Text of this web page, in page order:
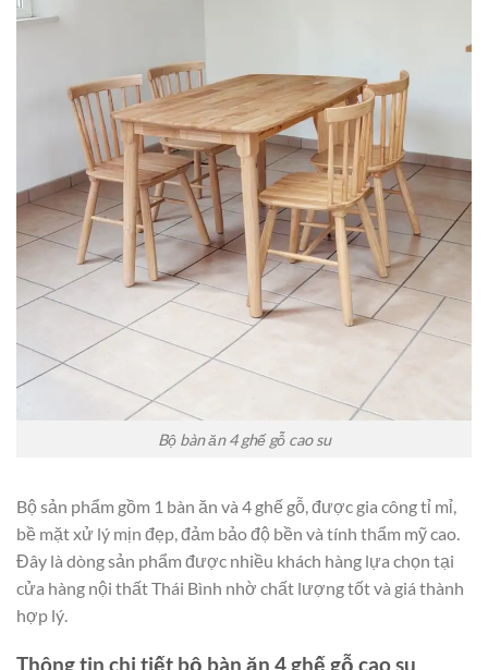
Bộ bàn ăn 4 ghế gỗ cao su
Bộ sản phẩm gồm 1 bàn ăn và 4 ghế gỗ, được gia công tỉ mỉ,
bề mặt xử lý mịn đẹp, đảm bảo độ bền và tính thẩm mỹ cao.
Đây là dòng sản phẩm được nhiều khách hàng lựa chọn tại
cửa hàng nội thất Thái Bình nhờ chất lượng tốt và giá thành
hợp lý.
Thông tin chi tiết bộ bàn ăn 4 ghế gỗ cao su